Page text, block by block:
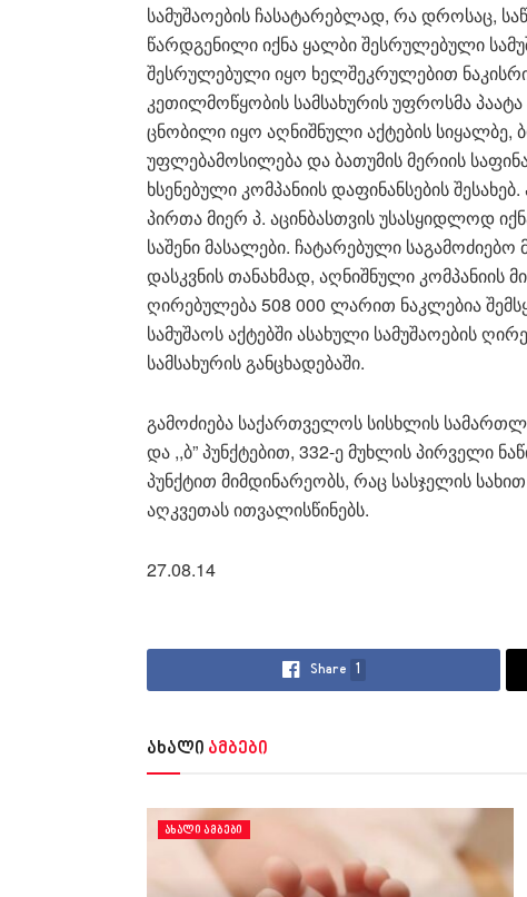
სამუშაოების ჩასატარებლად, რა დროსაც,
წარდგენილი იქნა ყალბი შესრულებული
შესრულებული იყო ხელშეკრულებით
კეთილმოწყობის სამსახურის უფროსმა პაატა
ცნობილი იყო აღნიშნული აქტების სიყალბე,
უფლებამოსილება და ბათუმის მერიის
ხსენებული კომპანიის დაფინანსების
პირთა მიერ პ. აცინბასთვის უსასყიდლოდ
საშენი მასალები. ჩატარებული
დასკვნის თანახმად, აღნიშნული
ღირებულება 508 000 ლარით ნაკლებია
სამუშაოს აქტებში ასახული სამუშაოების
სამსახურის განცხადებაში.
გამოძიება საქართველოს სისხლის
და ,,ბ” პუნქტებით, 332-ე მუხლის პირველი
პუნქტით მიმდინარეობს, რაც სასჯელის
აღკვეთას ითვალისწინებს.
27.08.14
Share 1
ახალი ამბები
ᲐᲮᲐᲚᲘ ᲐᲛᲑᲔᲑᲘ